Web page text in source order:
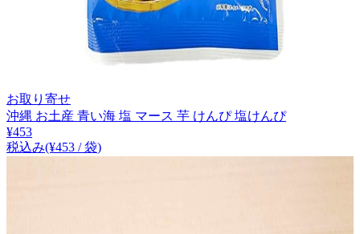
お取り寄せ
沖縄 お土産 青い海 塩 マース 芋 けんぴ 塩けんぴ
¥453
税込み(¥453 / 袋)